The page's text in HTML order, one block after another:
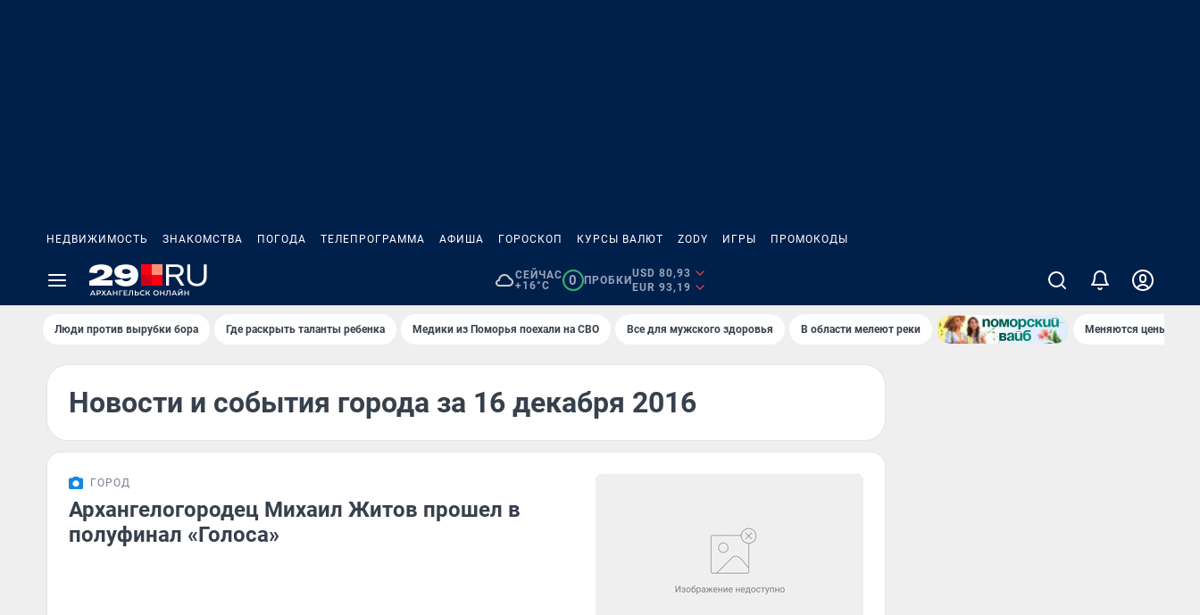
НЕДВИЖИМОСТЬ ЗНАКОМСТВА ПОГОДА ТЕЛЕПРОГРАММА АФИША ГОРОСКОП КУРСЫ ВАЛЮТ ZODY ИГРЫ ПРОМОКОДЫ
СЕЙЧАС
+16°C
0 ПРОБКИ
USD 80,93
EUR 93,19
Люди против вырубки бора Где раскрыть таланты ребенка Медики из Поморья поехали на СВО Все для мужского здоровья В области мелеют реки Меняются цены в
Новости и события города за 16 декабря 2016
ГОРОД
Архангелогородец Михаил Житов прошел в
полуфинал «Голоса»